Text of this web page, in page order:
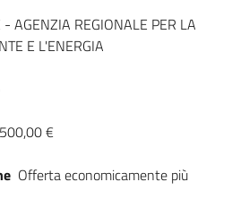
- AGENZIA REGIONALE PER LA
E L'ENERGIA
€
Offerta economicamente più